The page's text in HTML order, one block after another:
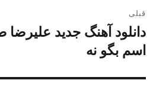
نوشته
قبلی
نوشته
قبلی:
دانلود آهنگ جدید
اسم بگو نه